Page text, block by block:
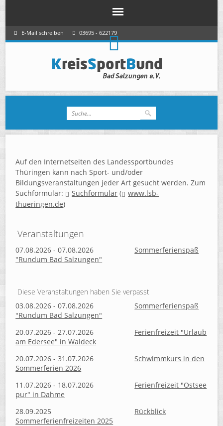
E-Mail schreiben 03695 - 622179
Auf den Internetseiten des Landessportbundes
Thüringen kann nach Sport- und/oder
Bildungsveranstaltungen jeder Art gesucht werden. Zum
Suchformular:
Suchformular (
www.lsb-
thueringen.de)
Veranstaltungen
07.08.2026 - 07.08.2026
Sommerferienspaß
"Rundum Bad Salzungen"
Diese Veranstaltungen haben Sie verpasst
03.08.2026 - 07.08.2026
Sommerferienspaß
"Rundum Bad Salzungen"
20.07.2026 - 27.07.2026
Ferienfreizeit "Urlaub
am Edersee" in Waldeck
20.07.2026 - 31.07.2026
Schwimmkurs in den
Sommerferien 2026
11.07.2026 - 18.07.2026
Ferienfreizeit "Ostsee
pur" in Dahme
28.09.2025
Rückblick
Sommerferienfreizeiten 2025